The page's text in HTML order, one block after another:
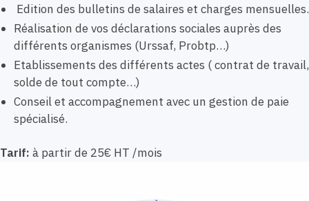
Edition des bulletins de salaires et charges mensuelles.
Réalisation de vos déclarations sociales auprès des
différents organismes (Urssaf, Probtp…)
Etablissements des différents actes ( contrat de travail,
solde de tout compte…)
Conseil et accompagnement avec un gestion de paie
spécialisé.
Tarif: à partir de 25€ HT /mois